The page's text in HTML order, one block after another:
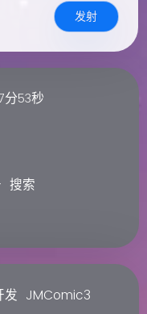
发射
分53秒
搜索
发 JMComic3